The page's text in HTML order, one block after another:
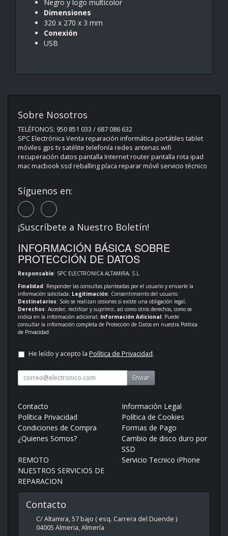
Negro y logo multicolor
Dimensiones
320 x 270 x 3 mm
Conexión
USB
Sobre Nosotros
TELÉFONOS: 950 851 033 / 687 086 632
SPC Electrónica Venta reparación informática portátiles tablet
móviles gps tv satélite telefonía redes antenas wifi
recuperación datos pantalla Internet router pantalla rota ipad
mac macbook ssd reballing placa reparar móvil servicio técnico
Síguenos en:
¡Suscríbete a Nuestro Boletín!
INFORMACIÓN BÁSICA SOBRE
PROTECCIÓN DE DATOS
Responsable: SPC ELECTRONICA ALTAMIRA, S.L.
Finalidad: Responder las consultas planteadas por el usuario y enviarle la
información solicitada; Legitimación: Consentimiento del usuario;
Destinatarios: Solo se realizan cesiones si existe una obligación legal;
Derechos: Acceder, rectificar y suprimir, así como otros derechos, como se
indica en la información adicional; Información Adicional: Puede
consultar la información completa de Protección de Datos en nuestra Política
de Privacidad
He leído y acepto la Política de Privacidad.
Enviar
Contacto
Información Legal
Política Privacidad
Política de Cookies
Condiciones de Compra
Formas de Pago
¿Quienes Somos?
Cambio de disco duro por
SSD
REMOTO
Servicio Tecnico iPhone
NUESTROS SERVICIOS DE
REPARACION
Contacto
C/ Altamira, 57 bajo ( esq. Carrera del Duende )
04005 Almeria,Almería